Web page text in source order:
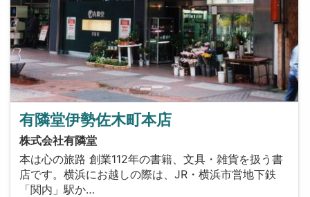
有隣堂伊勢佐木町本店
株式会社有隣堂
本は心の旅路 創業112年の書籍、文具・雑貨を扱う書
店です。横浜にお越しの際は、JR・横浜市営地下鉄
「関内」駅か…